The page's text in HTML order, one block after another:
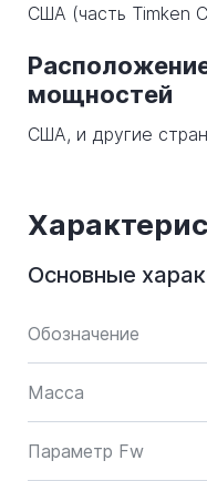
США (часть Timken
мощностей
США, и другие
Основные
Обозначение
Масса
Параметр Fw